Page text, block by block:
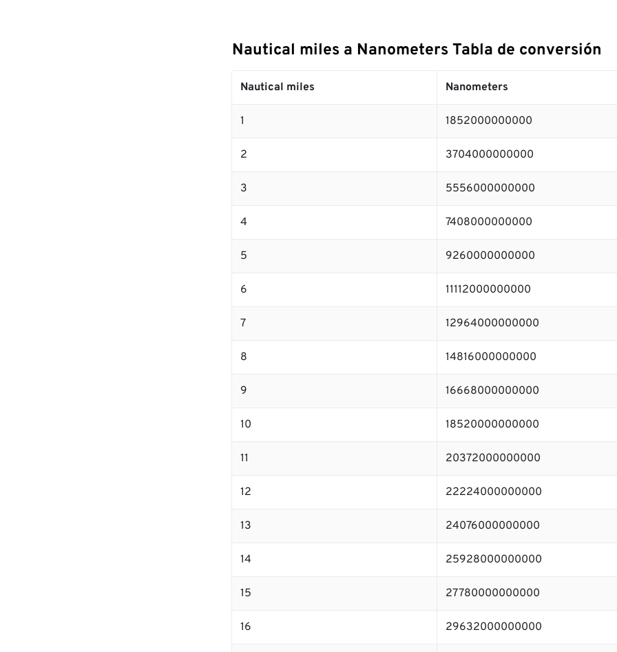
Nautical miles a Nanometers Tabla de conversión
Nautical miles Nanometers
1 1852000000000
2 3704000000000
3 5556000000000
4 7408000000000
5 9260000000000
6 11112000000000
7 12964000000000
8 14816000000000
9 16668000000000
10 18520000000000
11 20372000000000
12 22224000000000
13 24076000000000
14 25928000000000
15 27780000000000
16 29632000000000